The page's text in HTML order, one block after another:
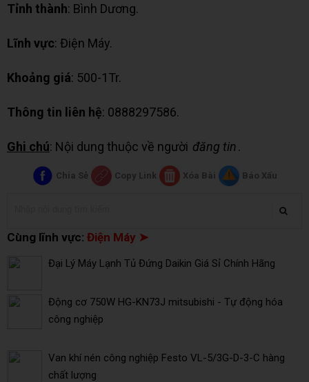
Tỉnh thành: Bình Dương.
Lĩnh vực: Điện Máy.
Khoảng giá: 500-1Tr.
Thông tin liên hệ: 0888297586.
Ghi chú: Nội dung thuộc về người đăng tin.
Chia Sẻ Copy Link Xóa Bài Báo Xấu
Cùng lĩnh vực: Điện Máy ➤
Đại Lý Máy Lạnh Tủ Đứng Daikin Giá Sỉ Chính Hãng
Động cơ 750W HG-KN73J mitsubishi - Tự động hóa
công nghiệp
Van khí nén công nghiệp Festo VL-5/3G-D-3-C hàng
chất lượng